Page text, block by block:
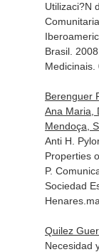
Utilizaci?N
Brasil.
Medicinais.
Berenguer
Ana Maria,
Mendoça,
Anti H.
Properties
P.
Sociedad
Quilez
Necesidad